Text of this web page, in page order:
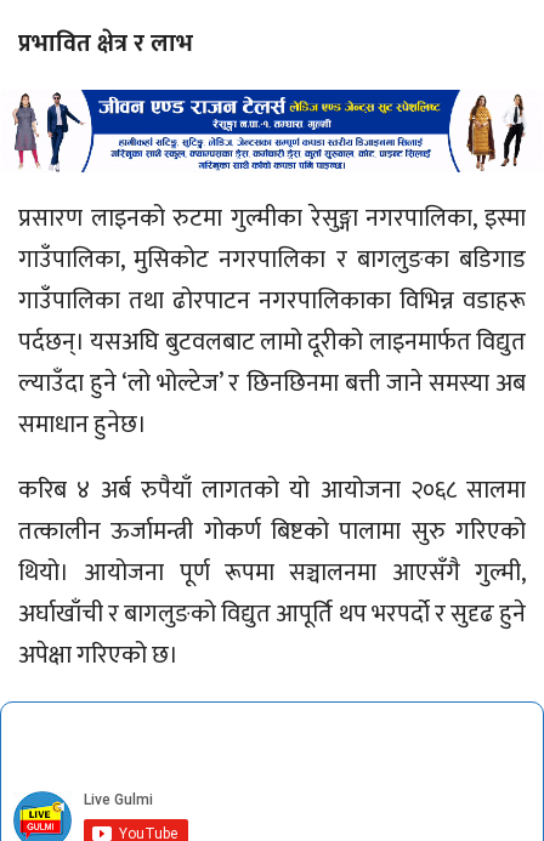
प्रभावित क्षेत्र र लाभ
प्रसारण लाइनको रुटमा गुल्मीका रेसुङ्गा नगरपालिका, इस्मा
गाउँपालिका, मुसिकोट नगरपालिका र बागलुङका बडिगाड
गाउँपालिका तथा ढोरपाटन नगरपालिकाका विभिन्न वडाहरू
पर्दछन्। यसअघि बुटवलबाट लामो दूरीको लाइनमार्फत विद्युत
ल्याउँदा हुने ‘लो भोल्टेज’ र छिनछिनमा बत्ती जाने समस्या अब
समाधान हुनेछ।
​करिब ४ अर्ब रुपैयाँ लागतको यो आयोजना २०६८ सालमा
तत्कालीन ऊर्जामन्त्री गोकर्ण बिष्टको पालामा सुरु गरिएको
थियो। आयोजना पूर्ण रूपमा सञ्चालनमा आएसँगै गुल्मी,
अर्घाखाँची र बागलुङको विद्युत आपूर्ति थप भरपर्दो र सुदृढ हुने
अपेक्षा गरिएको छ।